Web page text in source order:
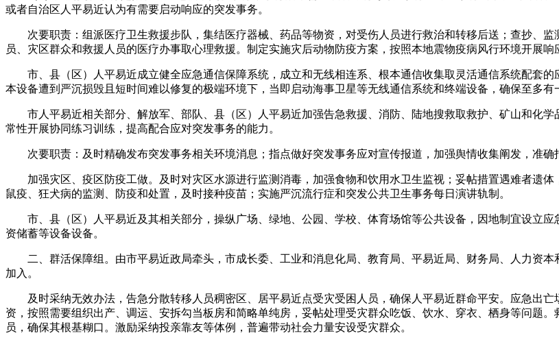
或者自治区人平易近认为有需要启动响应的突发事务。
次要职责：组派医疗卫生救援步队，集结医疗器械、药品等物资，对受伤人员进行救治和转移后送；查抄、监
员、灾区群众和救援人员的医疗办事取心理救援。制定实施灾后动物防疫方案，按照本地震物疫病风行环境开展响
市、县（区）人平易近成立健全应急通信保障系统，成立和无线相连系、根本通信收集取灵活通信系统配套的
本设备遭到严沉损毁且短时间难以修复的极端环境下，当即启动海事卫星等无线通信系统和终端设备，确保至多有
市人平易近相关部分、解放军、部队、县（区）人平易近加强告急救援、消防、陆地搜救取救护、矿山和化学
常性开展协同练习训练，提高配合应对突发事务的能力。
次要职责：及时精确发布突发事务相关环境消息；指点做好突发事务应对宣传报道，加强舆情收集阐发，准确
加强灾区、疫区防疫工做。及时对灾区水源进行监测消毒，加强食物和饮用水卫生监视；妥帖措置遇难者遗体
鼠疫、狂犬病的监测、防疫和处置，及时接种疫苗；实施严沉流行症和突发公共卫生事务每日演讲轨制。
市、县（区）人平易近及其相关部分，操纵广场、绿地、公园、学校、体育场馆等公共设备，因地制宜设立应
资储蓄等设备设备。
二、群活保障组。由市平易近政局牵头，市成长委、工业和消息化局、教育局、平易近局、财务局、人力资本
加入。
及时采纳无效办法，告急分散转移人员稠密区、居平易近点受灾受困人员，确保人平易近群命平安。应急出亡
资，按照需要组织出产、调运、安拆勾当板房和简略单纯房，妥帖处理受灾群众吃饭、饮水、穿衣、栖身等问题
员，确保其根基糊口。激励采纳投亲靠友等体例，普遍带动社会力量安设受灾群众。